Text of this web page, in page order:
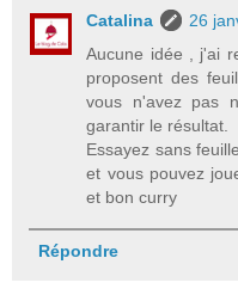
Catalina
26
Aucune idée , j'ai
proposent des
vous n'avez pas
garantir le résultat.
Essayez sans
et vous pouvez
et bon curry
Répondre